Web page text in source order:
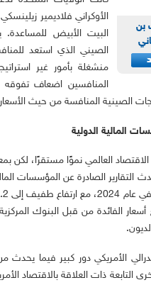
بن
الأوكراني فلاديمير
البيت الأبيض للمساعدة.
الصيني الذي استعد
منشغلة بأمور غير
المنافسين اضعاف تفوقه
الصينية المنافسة من حيث الأسعار
المالية الدولية
العالمي نموًا مستقرًا، لكن
التقارير الصادرة عن المؤسسات
أسعار الفائدة من قبل البنوك
الأمريكي دور كبير فيما يحدث
التابعة ذات العلاقة بالاقتصاد